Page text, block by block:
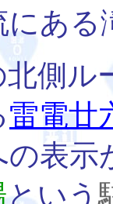
にある
北側ル
雷電廿
の表示
という